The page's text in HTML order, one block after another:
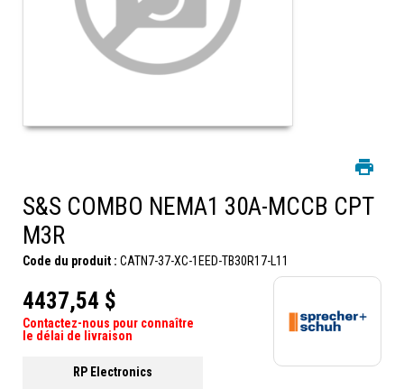
S&S COMBO NEMA1 30A-MCCB CPT
M3R
Code du produit : CATN7-37-XC-1EED-TB30R17-L11
4437,54 $
Contactez-nous pour connaître
le délai de livraison
RP Electronics